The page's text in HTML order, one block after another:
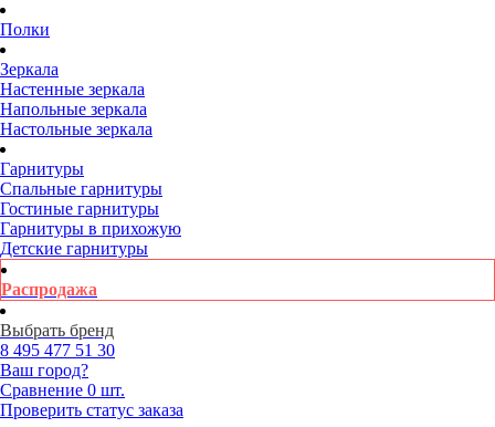
Полки
Зеркала
Настенные зеркала
Напольные зеркала
Настольные зеркала
Гарнитуры
Спальные гарнитуры
Гостиные гарнитуры
Гарнитуры в прихожую
Детские гарнитуры
Распродажа
Выбрать бренд
8 495 477 51 30
Ваш город?
Сравнение 0 шт.
Проверить статус заказа